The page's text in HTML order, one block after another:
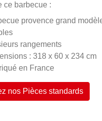
ce barbecue :
provence grand
rangements
: 318 x 60 x 234 cm
en France
nos Pièces standards